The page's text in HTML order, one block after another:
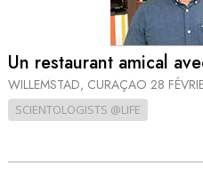
Un restaurant amical
WILLEMSTAD, CURAÇAO 28
SCIENTOLOGISTS @LIFE